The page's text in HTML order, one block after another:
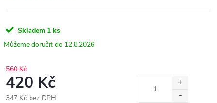
Skladem 1 ks
12.8.2026
560 Kč
420 Kč
347 Kč bez DPH